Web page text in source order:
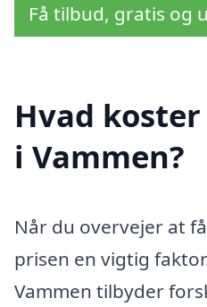
Få tilbud, gratis og
Hvad
i Vammen?
Når du overvejer at
prisen en vigtig
Vammen tilbyder